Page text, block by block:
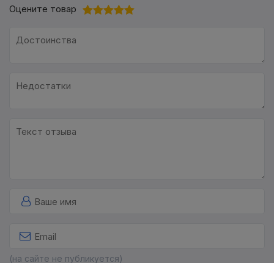
Оцените товар
(на сайте не публикуется)